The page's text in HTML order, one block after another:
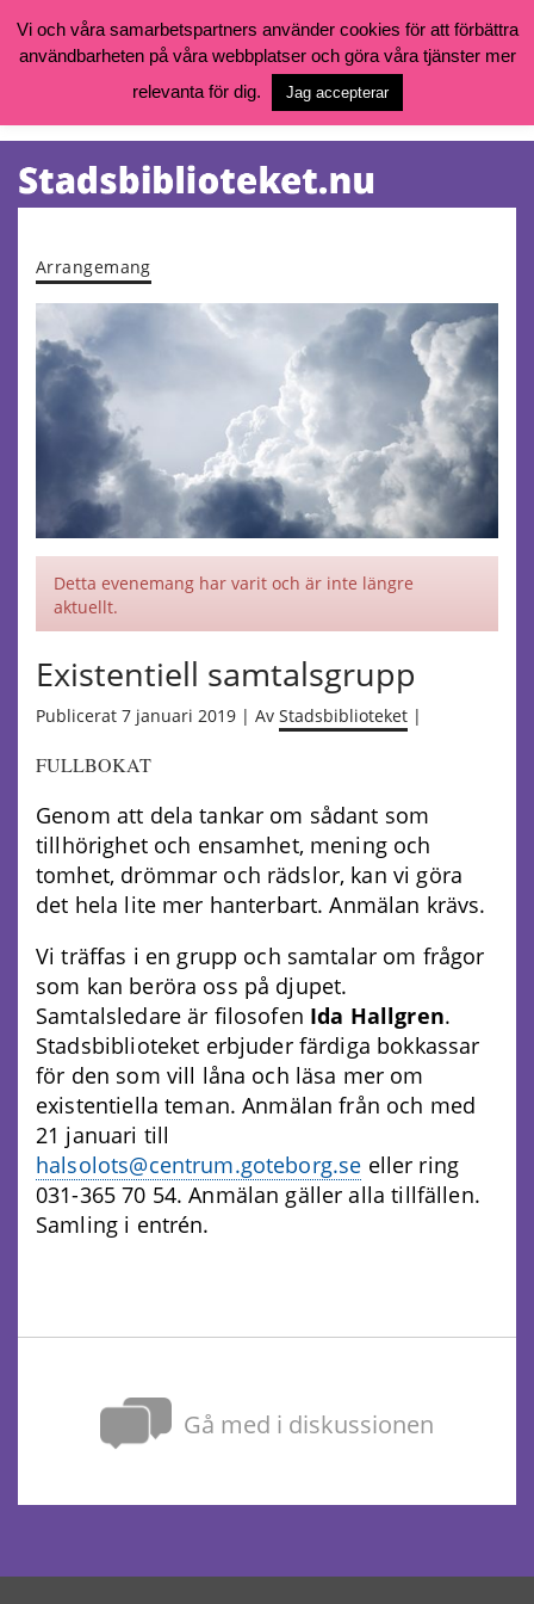
Vill du söka böcker, logga in på ditt bibliotekskonto eller nå övriga
goteborg.se/bibliotek
Öppettider, katalog och kontakt
Tjänster
Arrangemang
Detta evenemang har varit och är inte längre
aktuellt.
Existentiell samtalsgrupp
Publicerat 7 januari 2019 | Av Stadsbiblioteket |
FULLBOKAT
Genom att dela tankar om sådant som
tillhörighet och ensamhet, mening och
tomhet, drömmar och rädslor, kan vi göra
det hela lite mer hanterbart. Anmälan krävs.
Vi träffas i en grupp och samtalar om frågor
som kan beröra oss på djupet.
Samtalsledare är filosofen Ida Hallgren.
Stadsbiblioteket erbjuder färdiga bokkassar
för den som vill låna och läsa mer om
existentiella teman. Anmälan från och med
21 januari till
halsolots@centrum.goteborg.se eller ring
031-365 70 54. Anmälan gäller alla tillfällen.
Samling i entrén.
Gå med i diskussionen
Vi och våra samarbetspartners använder cookies för att förbättra
användbarheten på våra webbplatser och göra våra tjänster mer
relevanta för dig.
Jag accepterar